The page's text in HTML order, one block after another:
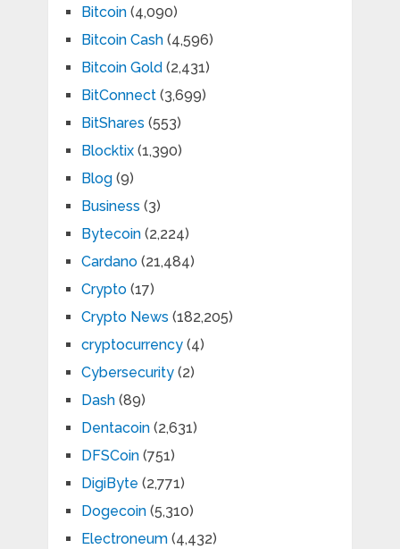
Bitcoin(4,090)
Bitcoin Cash(4,596)
Bitcoin Gold (2,431)
BitConnect(3,699)
BitShares (553)
Blocktix(1,390)
Blog(9)
Business (3)
Bytecoin(2,224)
Cardano(21,484)
Crypto(17)
Crypto News (182,205)
cryptocurrency(4)
Cybersecurity(2)
Dash(89)
Dentacoin(2,631)
DFSCoin(751)
DigiByte (2,771)
Dogecoin(5,310)
Electroneum(4,432)